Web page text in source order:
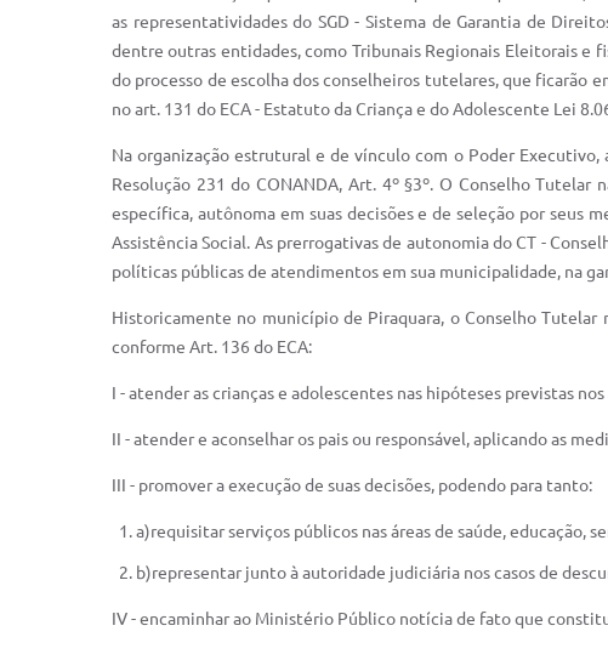
as representatividades do SGD - Sistema de Garantia de
dentre outras entidades, como Tribunais Regionais Eleitorais e
do processo de escolha dos conselheiros tutelares, que ficarão
no art. 131 do ECA - Estatuto da Criança e do Adolescente Lei
Na organização estrutural e de vínculo com o Poder
Resolução 231 do CONANDA, Art. 4º §3º. O Conselho
específica, autônoma em suas decisões e de seleção por seus
Assistência Social. As prerrogativas de autonomia do CT -
políticas públicas de atendimentos em sua municipalidade, na
Historicamente no município de Piraquara, o Conselho
conforme Art. 136 do ECA:
I - atender as crianças e adolescentes nas hipóteses previstas
II - atender e aconselhar os pais ou responsável, aplicando as
III - promover a execução de suas decisões, podendo para tanto:
a)requisitar serviços públicos nas áreas de saúde, educação,
b)representar junto à autoridade judiciária nos casos de
IV - encaminhar ao Ministério Público notícia de fato que